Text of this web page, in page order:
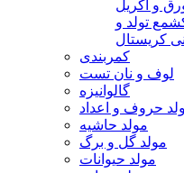
و اکریل
شمع تولد و
کریستال
کمربندی
لوف و نان تست
گالوانیزه
حروف و اعداد
مولد حاشیه
مولد گل و برگ
مولد حیوانات